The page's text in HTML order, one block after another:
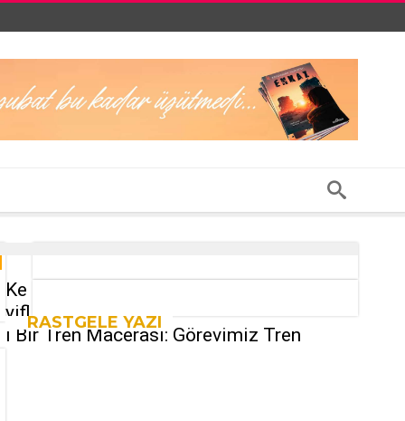
RASTGELE YAZI
Ke
yifl
i Bir Tren Macerası: Görevimiz Tren